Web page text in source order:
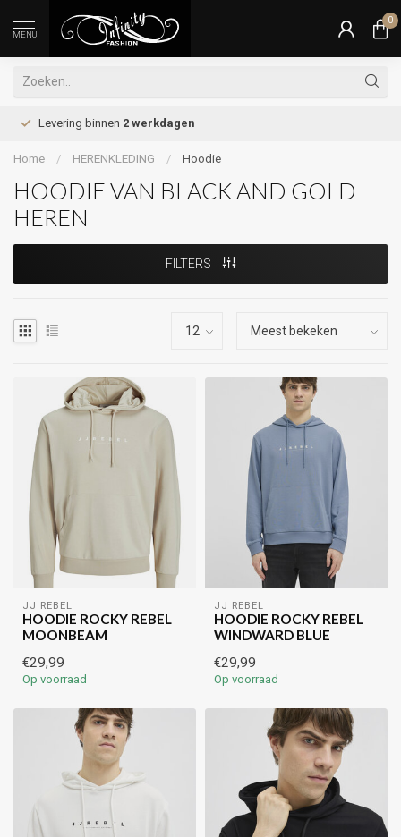
MENU
0
Levering binnen 2 werkdagen
Home / HERENKLEDING / Hoodie
HOODIE VAN BLACK AND GOLD
HEREN
FILTERS
JJ REBEL
HOODIE ROCKY REBEL
MOONBEAM
€29,99
Op voorraad
JJ REBEL
HOODIE ROCKY REBEL
WINDWARD BLUE
€29,99
Op voorraad